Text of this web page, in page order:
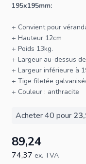
195x195mm:
+ Convient pour
+ Hauteur 12cm
+ Poids 13kg.
+ Largeur au-dessus
+ Largeur inférieure à
+ Tige filetée
+ Couleur : anthracite
Acheter 40 pour
89,24
74,37 ex. TVA